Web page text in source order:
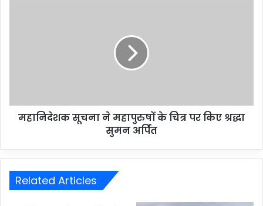
महानिदेशक सूचना ने महापुरुषों के चित्र पर किए श्रद्धा
सुमन अर्पित
Related Articles